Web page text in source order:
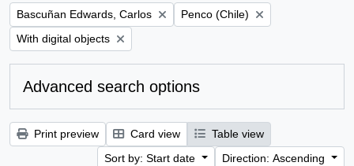
Remove filter:
Bascuñan Edwards, Carlos Remove filter:
Penco (Chile)
Remove filter:
With digital objects
Advanced search options
Print preview Card view
Table view
Sort by: Start date
Direction: Ascending